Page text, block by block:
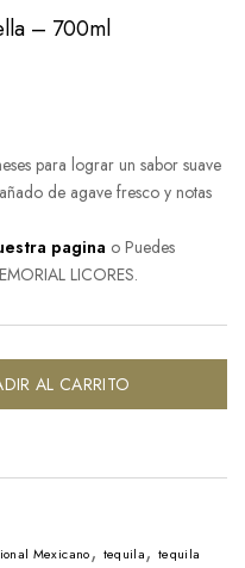
– 700ml
para lograr un sabor suave
de agave fresco y notas
pagina o Puedes
LICORES.
AL CARRITO
Mexicano, tequila,tequila